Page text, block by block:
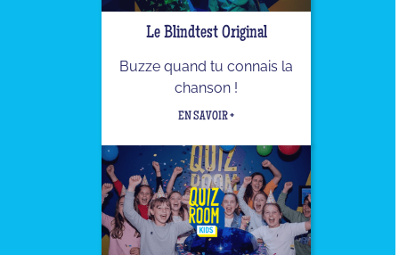
Le Blindtest Original
Buzze quand tu connais la
chanson !
EN SAVOIR +